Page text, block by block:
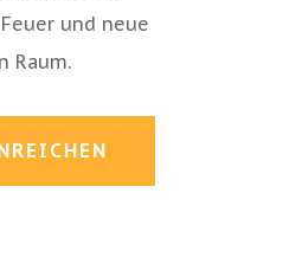
und neue
Raum.